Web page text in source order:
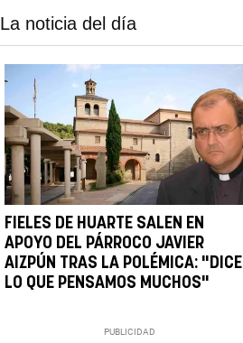
La noticia del día
FIELES DE HUARTE SALEN EN
APOYO DEL PÁRROCO JAVIER
AIZPÚN TRAS LA POLÉMICA: "DICE
LO QUE PENSAMOS MUCHOS"